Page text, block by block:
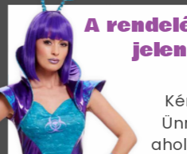
Először
Kérjük, add meg a
VÁSÁRLÁS
A